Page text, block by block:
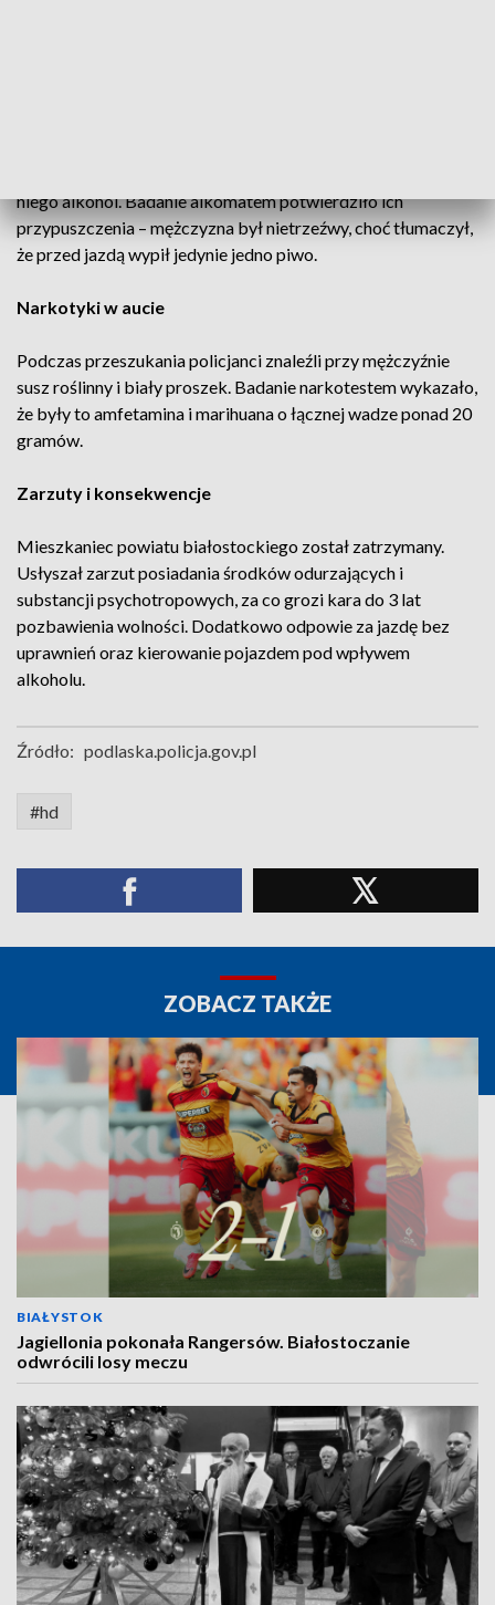
niego alkohol. Badanie alkomatem potwierdziło ich
przypuszczenia – mężczyzna był nietrzeźwy, choć tłumaczył,
że przed jazdą wypił jedynie jedno piwo.
Narkotyki w aucie
Podczas przeszukania policjanci znaleźli przy mężczyźnie
susz roślinny i biały proszek. Badanie narkotestem wykazało,
że były to amfetamina i marihuana o łącznej wadze ponad 20
gramów.
Zarzuty i konsekwencje
Mieszkaniec powiatu białostockiego został zatrzymany.
Usłyszał zarzut posiadania środków odurzających i
substancji psychotropowych, za co grozi kara do 3 lat
pozbawienia wolności. Dodatkowo odpowie za jazdę bez
uprawnień oraz kierowanie pojazdem pod wpływem
alkoholu.
Źródło: podlaska.policja.gov.pl
#hd
ZOBACZ TAKŻE
BIAŁYSTOK
Jagiellonia pokonała Rangersów. Białostoczanie
odwrócili losy meczu